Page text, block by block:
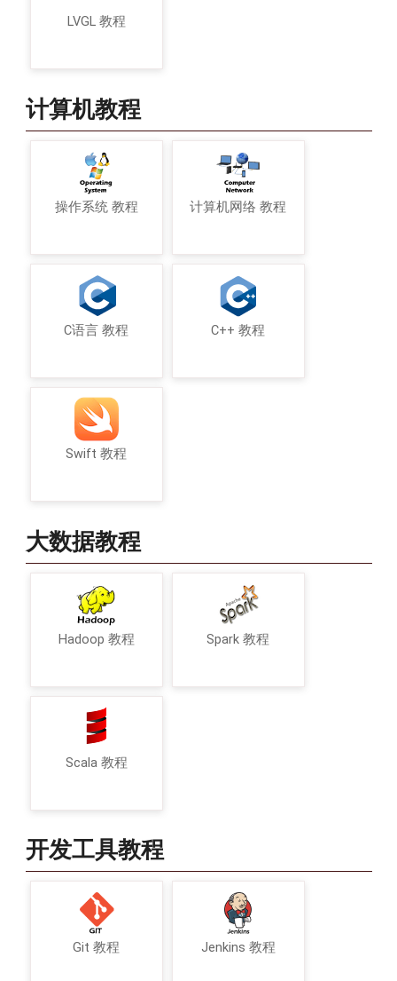
LVGL 教程
计算机教程
操作系统 教程 计算机网络 教程
C语言 教程 C++ 教程
Swift 教程
大数据教程
Hadoop 教程 Spark 教程
Scala 教程
开发工具教程
Git 教程 Jenkins 教程